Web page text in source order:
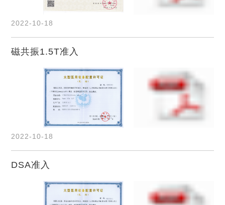
2022-10-18
磁共振1.5T准入
2022-10-18
DSA准入